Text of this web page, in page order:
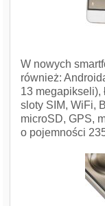
W nowych
również:
13 megapikseli),
sloty SIM, WiFi,
microSD, GPS,
o pojemności